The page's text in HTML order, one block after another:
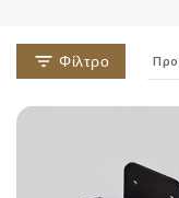
Φίλτρο